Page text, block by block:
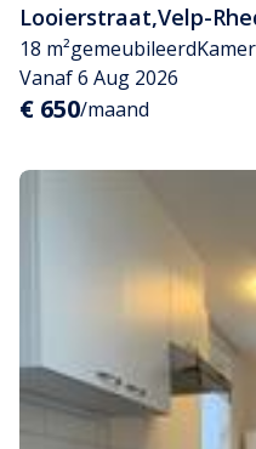
Looierstraat,Velp-
18 m²gemeubileerdKamer
Vanaf 6 Aug 2026
€ 650/maand